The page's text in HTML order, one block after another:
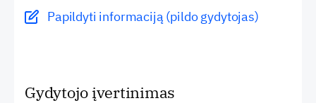
Papildyti informaciją (pildo gydytojas)
Gydytojo įvertinimas